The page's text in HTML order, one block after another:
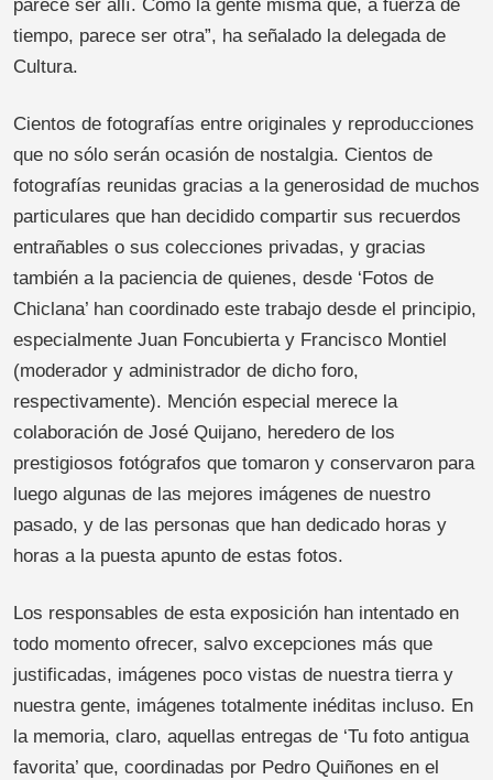
parece ser allí. Como la gente misma que, a fuerza de
tiempo, parece ser otra”, ha señalado la delegada de
Cultura.
Cientos de fotografías entre originales y reproducciones
que no sólo serán ocasión de nostalgia. Cientos de
fotografías reunidas gracias a la generosidad de muchos
particulares que han decidido compartir sus recuerdos
entrañables o sus colecciones privadas, y gracias
también a la paciencia de quienes, desde ‘Fotos de
Chiclana’ han coordinado este trabajo desde el principio,
especialmente Juan Foncubierta y Francisco Montiel
(moderador y administrador de dicho foro,
respectivamente). Mención especial merece la
colaboración de José Quijano, heredero de los
prestigiosos fotógrafos que tomaron y conservaron para
luego algunas de las mejores imágenes de nuestro
pasado, y de las personas que han dedicado horas y
horas a la puesta apunto de estas fotos.
Los responsables de esta exposición han intentado en
todo momento ofrecer, salvo excepciones más que
justificadas, imágenes poco vistas de nuestra tierra y
nuestra gente, imágenes totalmente inéditas incluso. En
la memoria, claro, aquellas entregas de ‘Tu foto antigua
favorita’ que, coordinadas por Pedro Quiñones en el